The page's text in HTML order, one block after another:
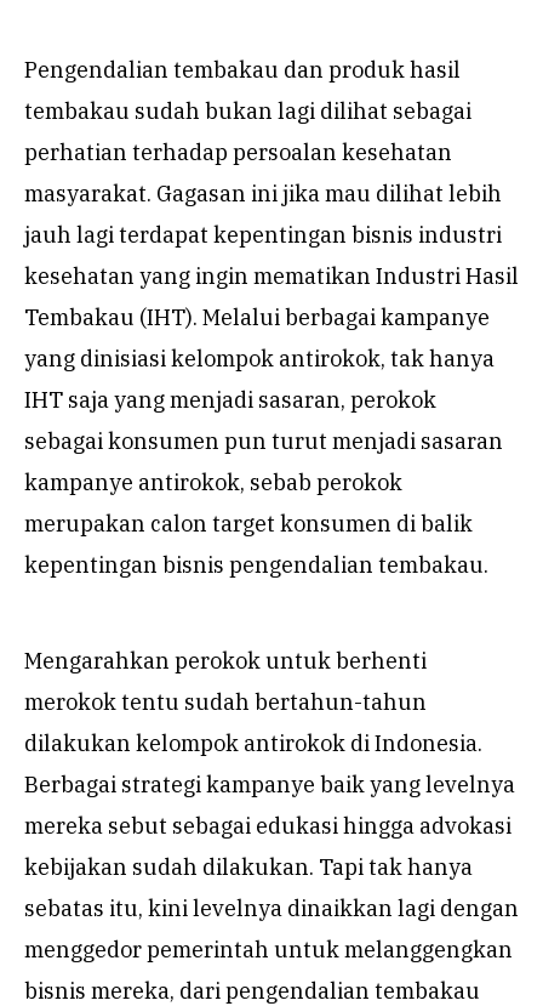
Pengendalian tembakau dan produk hasil
tembakau sudah bukan lagi dilihat sebagai
perhatian terhadap persoalan kesehatan
masyarakat. Gagasan ini jika mau dilihat lebih
jauh lagi terdapat kepentingan bisnis industri
kesehatan yang ingin mematikan Industri Hasil
Tembakau (IHT). Melalui berbagai kampanye
yang dinisiasi kelompok antirokok, tak hanya
IHT saja yang menjadi sasaran, perokok
sebagai konsumen pun turut menjadi sasaran
kampanye antirokok, sebab perokok
merupakan calon target konsumen di balik
kepentingan bisnis pengendalian tembakau.
Mengarahkan perokok untuk berhenti
merokok tentu sudah bertahun-tahun
dilakukan kelompok antirokok di Indonesia.
Berbagai strategi kampanye baik yang levelnya
mereka sebut sebagai edukasi hingga advokasi
kebijakan sudah dilakukan. Tapi tak hanya
sebatas itu, kini levelnya dinaikkan lagi dengan
menggedor pemerintah untuk melanggengkan
bisnis mereka, dari pengendalian tembakau